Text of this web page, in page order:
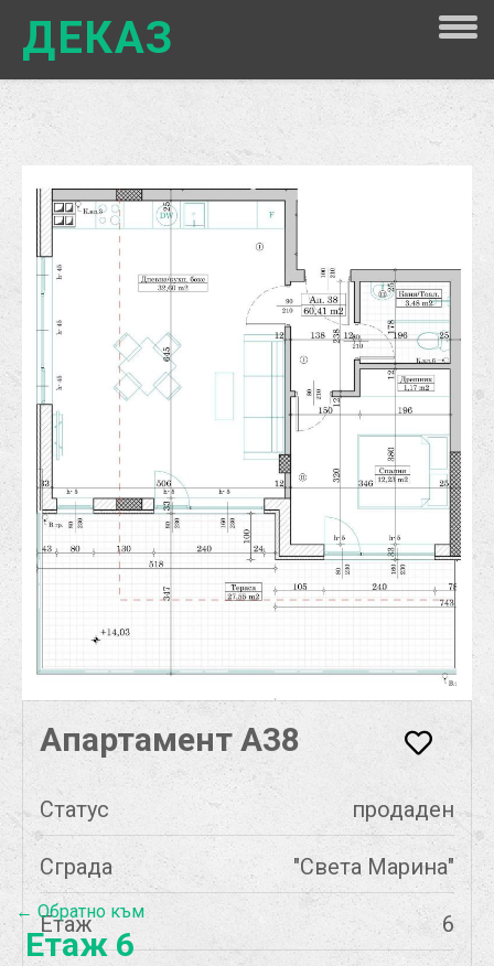
ДЕКАЗ
Апартамент А38
Статус продаден
Сграда "Света Марина"
Етаж 6
← Обратно към
Етаж 6